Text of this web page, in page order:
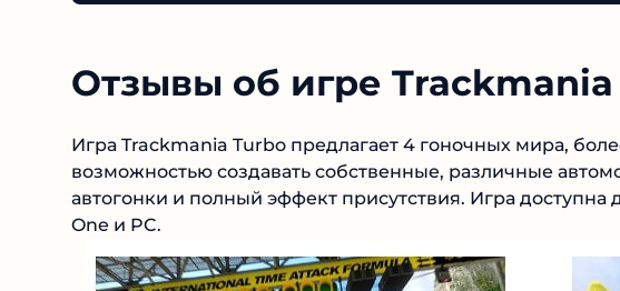
Отзывы об игре Trackmania
Игра Trackmania Turbo предлагает 4 гоночных мира,
возможностью создавать собственные, различные
автогонки и полный эффект присутствия. Игра
Xbox One и PC.